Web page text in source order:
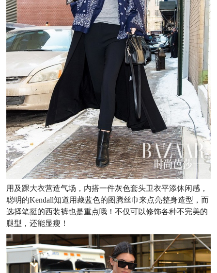
用及踝大衣营造气场，内搭一件灰色套头卫衣平添休闲感，
聪明的Kendall知道用藏蓝色的图腾丝巾来点亮整身造型，而
选择笔挺的西装裤也是重点哦！不仅可以修饰各种不完美的
腿型，还能显瘦！